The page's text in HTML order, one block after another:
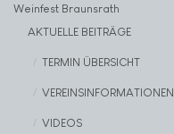
Weinfest Braunsrath
AKTUELLE BEITRÄGE
TERMIN ÜBERSICHT
VEREINSINFORMATIONEN
VIDEOS